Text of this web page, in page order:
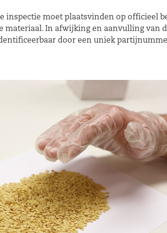
inspectie moet plaatsvinden op officieel
materiaal. In afwijking en aanvulling van
door een uniek